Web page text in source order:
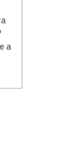
a